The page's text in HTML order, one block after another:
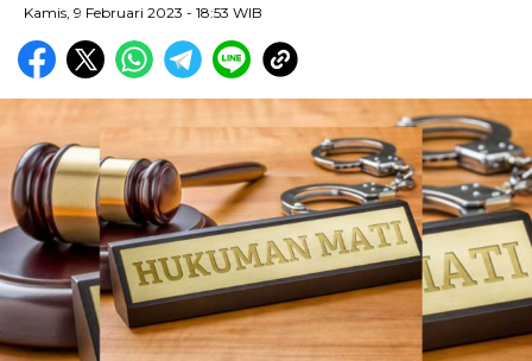
Kamis, 9 Februari 2023 - 18:53 WIB